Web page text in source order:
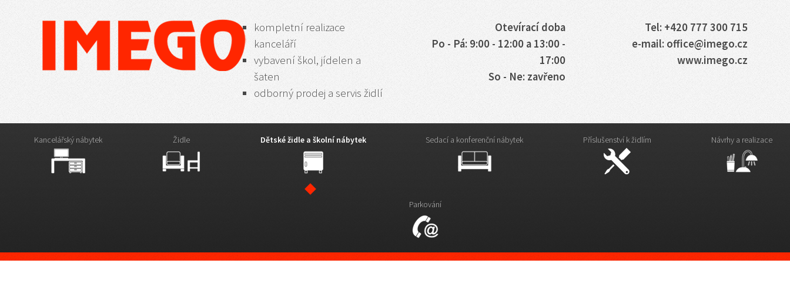
kompletní realizace
kanceláří
vybavení škol, jídelen a
šaten
odborný prodej a servis židlí
Otevírací doba
Po - Pá: 9:00 - 12:00 a 13:00 -
17:00
So - Ne: zavřeno
Tel: +420 777 300 715
e-mail: office@imego.cz
www.imego.cz
Kancelářský nábytek Židle Dětské židle a školní nábytek Sedací a konferenční nábytek Příslušenství k židlím Návrhy a realizace
Parkování